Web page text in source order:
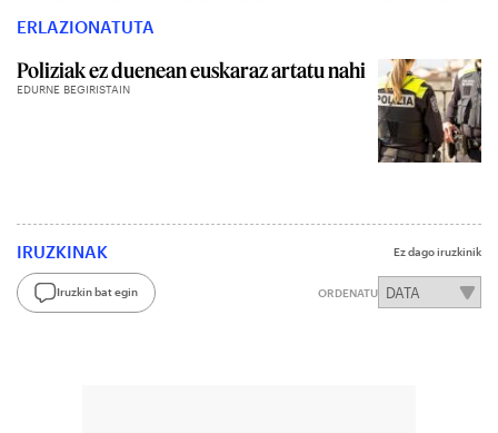
ERLAZIONATUTA
Poliziak ez duenean euskaraz artatu nahi
EDURNE BEGIRISTAIN
IRUZKINAK Ez dago iruzkinik
Iruzkin bat egin ORDENATU